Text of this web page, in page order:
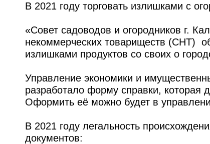
В 2021 году торговать излишками с
«Совет садоводов и огородников г.
некоммерческих товариществ (СНТ)
излишками продуктов со своих о
Управление экономики и
разработало форму справки, которая
Оформить её можно будет в
В 2021 году легальность
документов: